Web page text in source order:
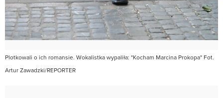
Plotkowali o ich romansie. Wokalistka wypaliła: "Kocham Marcina Prokopa" Fot.
Artur Zawadzki/REPORTER